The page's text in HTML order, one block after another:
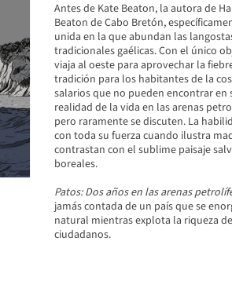
Antes de Kate Beaton, la autora de
Beaton de Cabo Bretón,
unida en la que abundan las
tradicionales gaélicas. Con el único
viaja al oeste para aprovechar la
tradición para los habitantes de la
salarios que no pueden encontrar
realidad de la vida en las arenas
pero raramente se discuten. La
con toda su fuerza cuando ilustra
contrastan con el sublime paisaje
boreales.
Patos: Dos años en las arenas
jamás contada de un país que se
natural mientras explota la riqueza
ciudadanos.